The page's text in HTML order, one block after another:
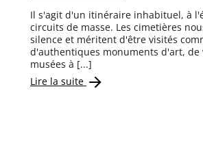
Il s'agit d'un itinéraire inhabituel, à
circuits de masse. Les cimetières
silence et méritent d'être visités
d'authentiques monuments d'art, de
musées à [...]
Lire la suite